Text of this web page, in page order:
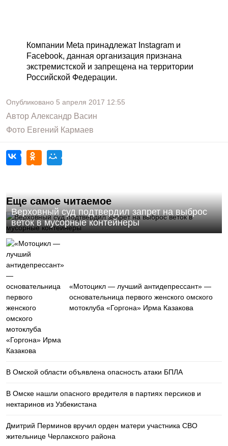
Компании Meta принадлежат Instagram и
Facebook, данная организация признана
экстремистской и запрещена на территории
Российской Федерации.
Опубликовано 5 апреля 2017 12:55
Автор Александр Васин
Фото Евгений Кармаев
Еще самое читаемое
Верховный суд подтвердил запрет на выброс
веток в мусорные контейнеры
«Мотоцикл — лучший антидепрессант» —
основательница первого женского омского
мотоклуба «Горгона» Ирма Казакова
В Омской области объявлена опасность атаки БПЛА
В Омске нашли опасного вредителя в партиях персиков и
нектаринов из Узбекистана
Дмитрий Перминов вручил орден матери участника СВО
жительнице Черлакского района